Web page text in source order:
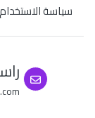
سياسة الاستخدام